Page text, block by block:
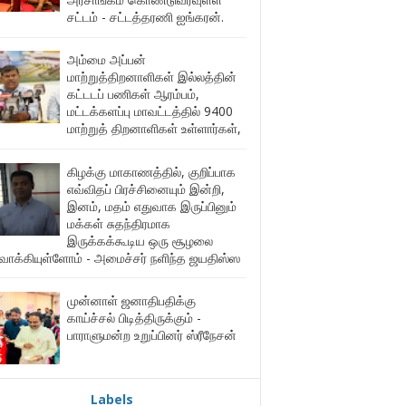
சட்டம் - சட்டத்தரணி ஐங்கரன்.
அம்மை அப்பன்
மாற்றுத்திறனாளிகள் இல்லத்தின்
கட்டடப் பணிகள் ஆரம்பம்,
மட்டக்களப்பு மாவட்டத்தில் 9400
மாற்றுத் திறனாளிகள் உள்ளார்கள்,
கிழக்கு மாகாணத்தில், குறிப்பாக
எவ்விதப் பிரச்சினையும் இன்றி,
இனம், மதம் எதுவாக இருப்பினும்
மக்கள் சுதந்திரமாக
இருக்கக்கூடிய ஒரு சூழலை
- அமைச்சர் நளிந்த ஜயதிஸ்ஸ
முன்னாள் ஜனாதிபதிக்கு
காய்ச்சல் பிடித்திருக்கும் -
பாராளுமன்ற உறுப்பினர் ஸ்ரீநேசன்
Labels